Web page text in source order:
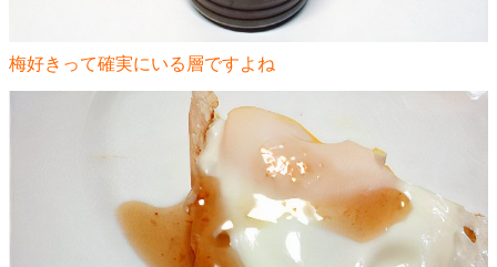
梅好きって確実にいる層ですよね